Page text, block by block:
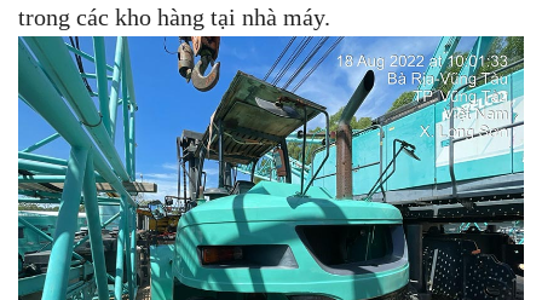
trong các kho hàng tại nhà máy.